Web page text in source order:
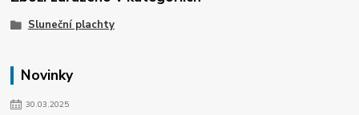
Novinky
30.03.2025
Sluneční plachty